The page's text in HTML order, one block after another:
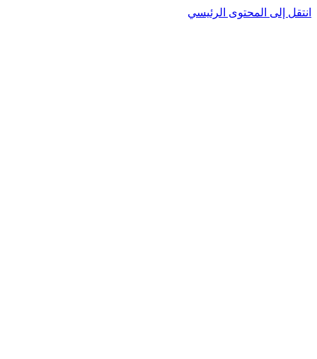
انتقل إلى المحتوى الرئيسي